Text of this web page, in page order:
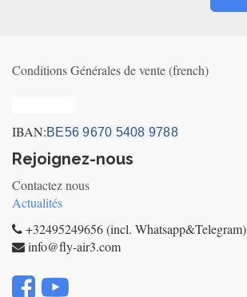
Conditions Générales de vente (french)
IBAN:BE56 9670 5408 9788
Rejoignez-nous
Contactez nous
Actualités
+32495249656 (incl. Whatsapp&Telegram)
info@fly-air3.com